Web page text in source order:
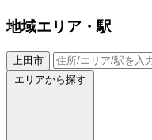
地域エリア・駅
上田市
エリアから探す